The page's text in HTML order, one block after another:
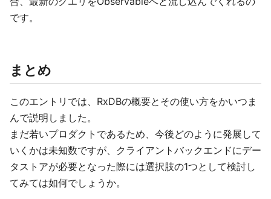
です。
まとめ
このエントリでは、RxDBの概要とその使い方をかいつま
んで説明しました。
まだ若いプロダクトであるため、今後どのように発展して
いくかは未知数ですが、クライアントバックエンドにデー
タストアが必要となった際には選択肢の1つとして検討し
てみては如何でしょうか。